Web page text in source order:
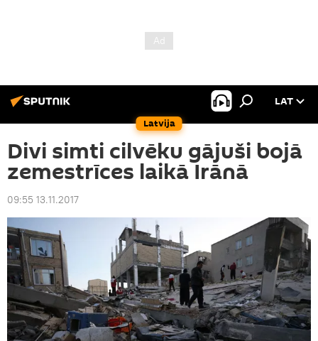
Latvija
LAT
Divi simti cilvēku gājuši bojā
zemestrīces laikā Irānā
09:55 13.11.2017